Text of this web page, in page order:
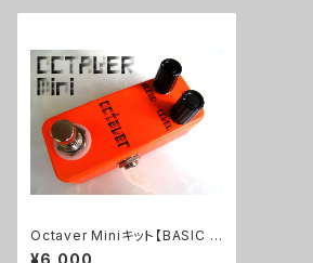
Octaver Miniキット【BASIC K
IT】
¥6,000